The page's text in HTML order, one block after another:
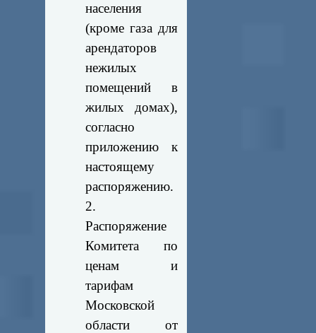
населения
(кроме газа для
арендаторов
нежилых
помещений в
жилых домах),
согласно
приложению к
настоящему
распоряжению.
2.
Распоряжение
Комитета по
ценам и
тарифам
Московской
области от